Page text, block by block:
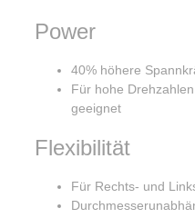
Power
40% höhere
Für hohe
geeignet
Flexibilität
Für Rechts- und